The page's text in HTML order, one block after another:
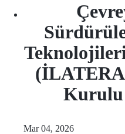
Kurulu
Mar 04, 2026